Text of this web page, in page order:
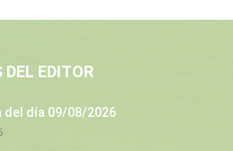
DEL EDITOR
del día 09/08/2026